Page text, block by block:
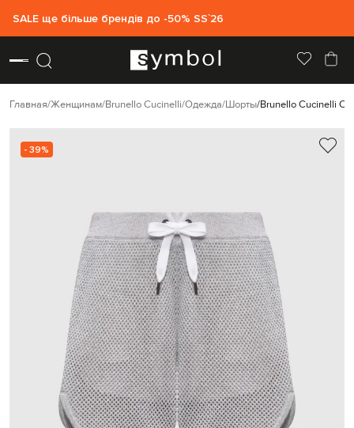
SALE ще більше брендів до -50% SS`26
Главная Женщинам Brunello Cucinelli Одежда Шорты Brunello Cucinelli
- 39%